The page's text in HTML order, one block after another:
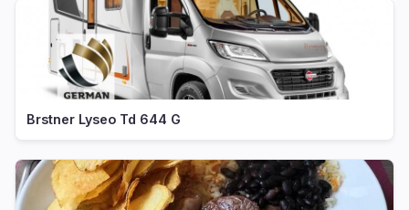
Brstner Lyseo Td 644 G